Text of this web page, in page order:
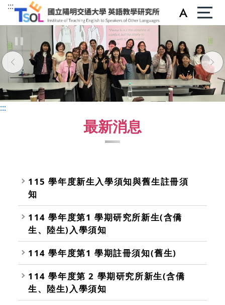
:::
:::
最新消息
115 學年度新生入學須知與舊生註冊須
知
114 學年度第1 學期研究所新生(含僑
生、陸生)入學須知
114 學年度第1 學期註冊須知(舊生)
114 學年度第 2 學期研究所新生(含僑
生、陸生)入學須知